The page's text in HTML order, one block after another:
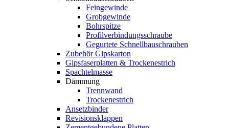
Feingewinde
Grobgewinde
Bohrspitze
Profilverbindungsschraube
Gegurtete Schnellbauschrauben
Zubehör Gipskarton
Gipsfaserplatten & Trockenestrich
Spachtelmasse
Dämmung
Trennwand
Trockenestrich
Ansetzbinder
Revisionsklappen